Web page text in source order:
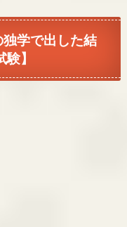
学で出した結
】